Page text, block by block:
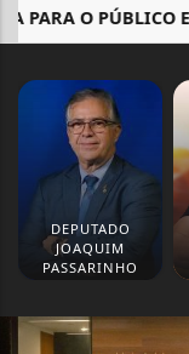
O PÚBLICO E
DEPUTADO
JOAQUIM
PASSARINHO